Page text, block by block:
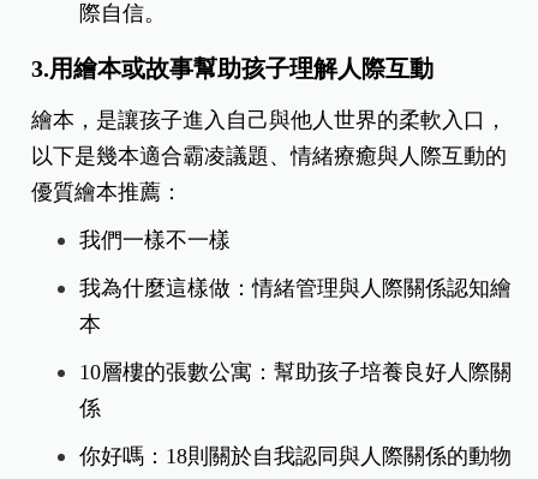
際自信。
3.用繪本或故事幫助孩子理解人際互動
繪本，是讓孩子進入自己與他人世界的柔軟入口，
以下是幾本適合霸凌議題、情緒療癒與人際互動的
優質繪本推薦：
我們一樣不一樣
我為什麼這樣做：情緒管理與人際關係認知繪
本
10層樓的張數公寓：幫助孩子培養良好人際關
係
你好嗎：18則關於自我認同與人際關係的動物